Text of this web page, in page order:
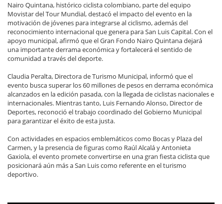
Nairo Quintana, histórico ciclista colombiano, parte del equipo
Movistar del Tour Mundial, destacó el impacto del evento en la
motivación de jóvenes para integrarse al ciclismo, además del
reconocimiento internacional que genera para San Luis Capital. Con el
apoyo municipal, afirmó que el Gran Fondo Nairo Quintana dejará
una importante derrama económica y fortalecerá el sentido de
comunidad a través del deporte.
Claudia Peralta, Directora de Turismo Municipal, informó que el
evento busca superar los 60 millones de pesos en derrama económica
alcanzados en la edición pasada, con la llegada de ciclistas nacionales e
internacionales. Mientras tanto, Luis Fernando Alonso, Director de
Deportes, reconoció el trabajo coordinado del Gobierno Municipal
para garantizar el éxito de esta justa.
Con actividades en espacios emblemáticos como Bocas y Plaza del
Carmen, y la presencia de figuras como Raúl Alcalá y Antonieta
Gaxiola, el evento promete convertirse en una gran fiesta ciclista que
posicionará aún más a San Luis como referente en el turismo
deportivo.